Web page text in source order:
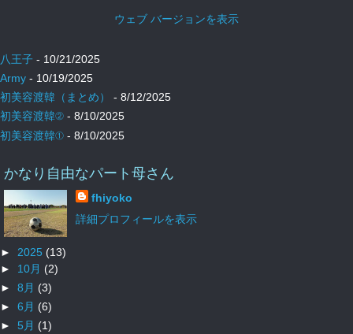
ウェブ バージョンを表示
八王子 - 10/21/2025
Army - 10/19/2025
初美容渡韓（まとめ）
- 8/12/2025
初美容渡韓② - 8/10/2025
初美容渡韓① - 8/10/2025
かなり自由なパート母さん
fhiyoko
詳細プロフィールを表示
► 2025 (13)
► 10月 (2)
► 8月 (3)
► 6月 (6)
► 5月 (1)